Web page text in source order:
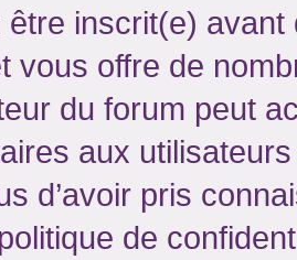
inscrit(e) avant
vous offre de
du forum peut
aux
d’avoir pris
de